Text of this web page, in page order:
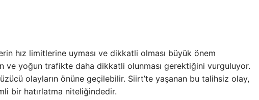
hız limitlerine uyması ve dikkatli olması büyük önem
ve yoğun trafikte daha dikkatli olunması gerektiğini vurguluyor.
olayların önüne geçilebilir. Siirt’te yaşanan bu talihsiz olay,
bir hatırlatma niteliğindedir.